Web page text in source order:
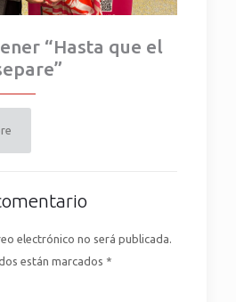
“Hasta que el
electrónico no será publicada.
están marcados *